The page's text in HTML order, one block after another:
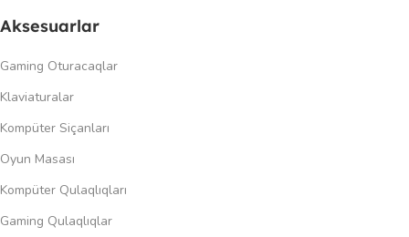
Aksesuarlar
Gaming Oturacaqlar
Klaviaturalar
Kompüter Siçanları
Oyun Masası
Kompüter Qulaqlıqları
Gaming Qulaqlıqlar